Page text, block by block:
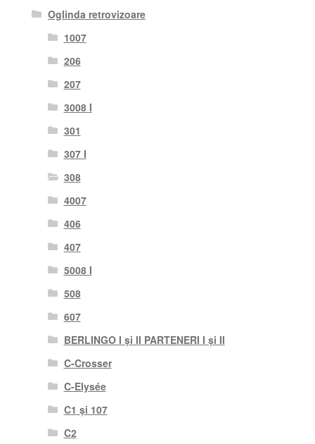
Oglinda retrovizoare
1007
206
207
3008 I
301
307 I
308
4007
406
407
5008 I
508
607
BERLINGO I și II PARTENERI I și II
C-Crosser
C-Elysée
C1 și 107
C2